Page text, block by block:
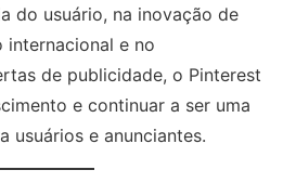
do usuário, na inovação de
internacional e no
de publicidade, o Pinterest
e continuar a ser uma
usuários e anunciantes.